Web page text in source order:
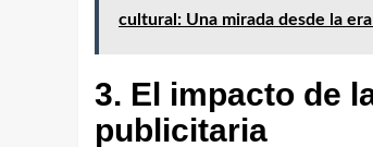
cultural: Una mirada desde la
3. El impacto de
publicitaria